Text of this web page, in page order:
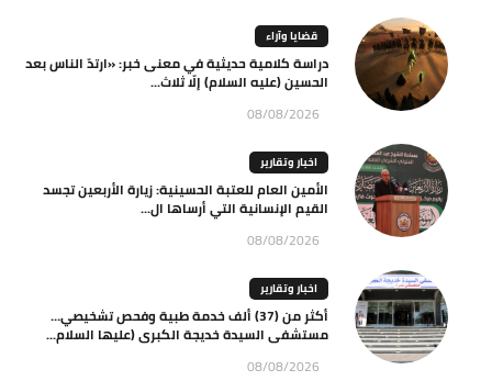
قضايا وآراء
دراسة كلامية حديثية في معنى خبر: «ارتدّ الناس بعد
الحسين (عليه السلام) إلّا ثلاث...
08/08/2026
اخبار وتقارير
الأمين العام للعتبة الحسينية: زيارة الأربعين تجسد
القيم الإنسانية التي أرساها ال...
08/08/2026
اخبار وتقارير
أكثر من (37) ألف خدمة طبية وفحص تشخيصي…
مستشفى السيدة خديجة الكبرى (عليها السلام...
08/08/2026